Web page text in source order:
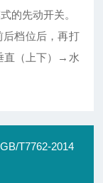
的先动开关。
档位后，再打
直（上下）→水
T7762-2014